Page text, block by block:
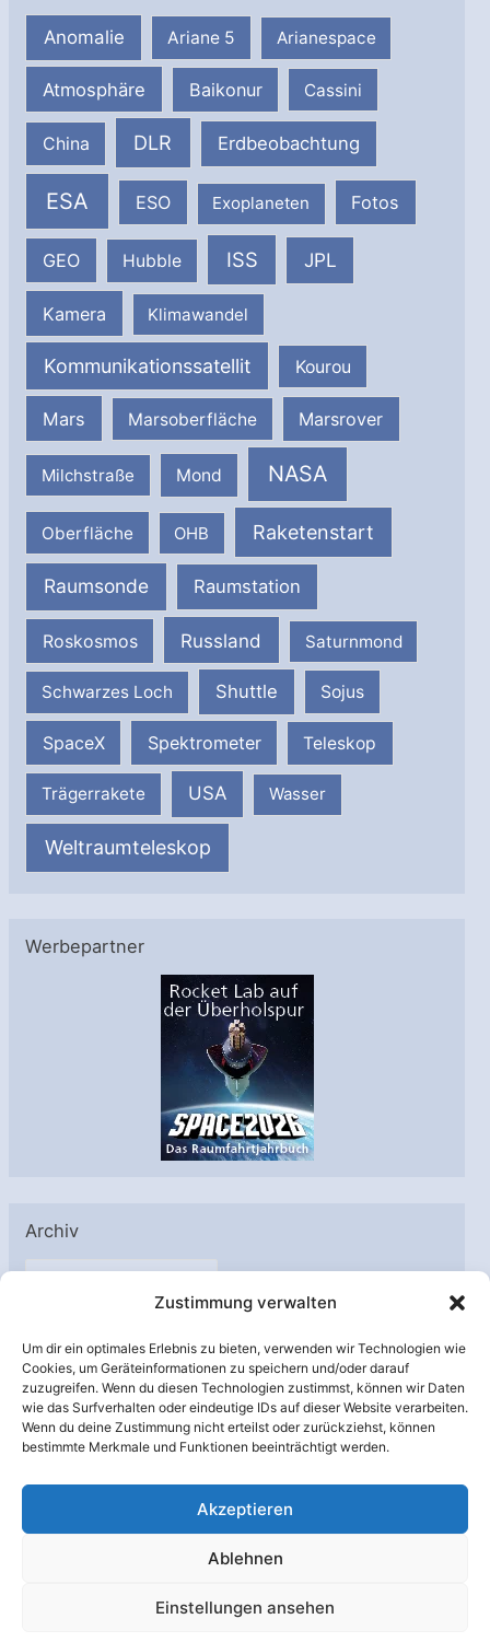
Zustimmung verwalten
Um dir ein optimales Erlebnis zu bieten, verwenden wir Technologien wie
Cookies, um Geräteinformationen zu speichern und/oder darauf
zuzugreifen. Wenn du diesen Technologien zustimmst, können wir Daten
wie das Surfverhalten oder eindeutige IDs auf dieser Website verarbeiten.
Wenn du deine Zustimmung nicht erteilst oder zurückziehst, können
bestimmte Merkmale und Funktionen beeinträchtigt werden.
Akzeptieren
Ablehnen
Einstellungen ansehen
Anomalie Ariane 5 Arianespace
Atmosphäre Baikonur Cassini
China DLR Erdbeobachtung
ESA ESO Exoplaneten Fotos
GEO Hubble ISS JPL
Kamera Klimawandel
Kommunikationssatellit Kourou
Mars Marsoberfläche Marsrover
Milchstraße Mond NASA
Oberfläche OHB Raketenstart
Raumsonde Raumstation
Roskosmos Russland Saturnmond
Schwarzes Loch Shuttle Sojus
SpaceX Spektrometer Teleskop
Trägerrakete USA Wasser
Weltraumteleskop
Werbepartner
Archiv
A
h
i
v
Unterstützt von: